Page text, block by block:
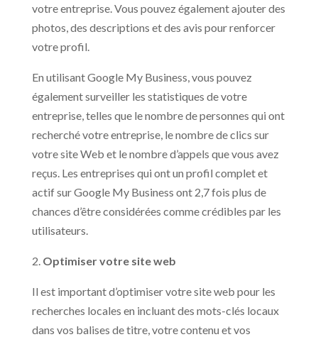
votre entreprise. Vous pouvez également ajouter des
photos, des descriptions et des avis pour renforcer
votre profil.
En utilisant Google My Business, vous pouvez
également surveiller les statistiques de votre
entreprise, telles que le nombre de personnes qui ont
recherché votre entreprise, le nombre de clics sur
votre site Web et le nombre d’appels que vous avez
reçus. Les entreprises qui ont un profil complet et
actif sur Google My Business ont 2,7 fois plus de
chances d’être considérées comme crédibles par les
utilisateurs.
2. Optimiser votre site web
Il est important d’optimiser votre site web pour les
recherches locales en incluant des mots-clés locaux
dans vos balises de titre, votre contenu et vos